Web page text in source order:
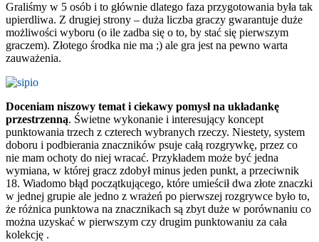
Graliśmy w 5 osób i to głównie dlatego faza przygotowania była tak
upierdliwa. Z drugiej strony – duża liczba graczy gwarantuje duże
możliwości wyboru (o ile zadba się o to, by stać się pierwszym
graczem). Złotego środka nie ma ;) ale gra jest na pewno warta
zauważenia.
Doceniam niszowy temat i ciekawy pomysł na układankę
przestrzenną. Świetne wykonanie i interesujący koncept
punktowania trzech z czterech wybranych rzeczy. Niestety, system
doboru i podbierania znaczników psuje całą rozgrywkę, przez co
nie mam ochoty do niej wracać. Przykładem może być jedna
wymiana, w której gracz zdobył minus jeden punkt, a przeciwnik
18. Wiadomo błąd początkującego, które umieścił dwa złote znaczki
w jednej grupie ale jedno z wrażeń po pierwszej rozgrywce było to,
że różnica punktowa na znacznikach są zbyt duże w porównaniu co
można uzyskać w pierwszym czy drugim punktowaniu za cała
kolekcję .